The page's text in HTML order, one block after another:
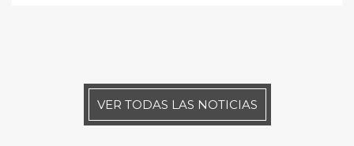
VER TODAS LAS NOTICIAS